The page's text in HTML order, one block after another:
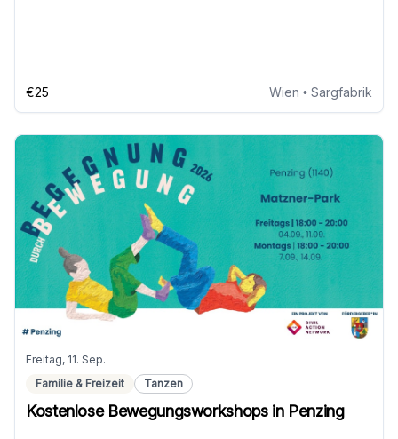
€25 Wien • Sargfabrik
Freitag, 11. Sep.
Familie & Freizeit
Tanzen
Kostenlose Bewegungsworkshops in Penzing